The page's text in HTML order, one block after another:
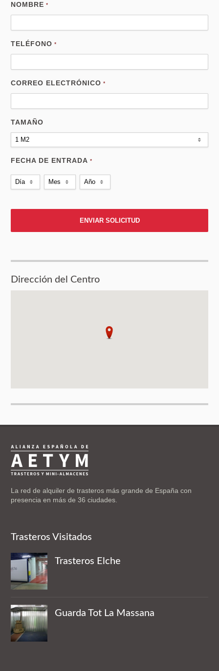
NOMBRE *
TELÉFONO *
CORREO ELECTRÓNICO *
TAMAÑO
1 M2
FECHA DE ENTRADA *
Día Mes Año
Dirección del Centro
La red de alquiler de trasteros más grande de España con
presencia en más de 36 ciudades.
Trasteros Visitados
Trasteros Elche
Guarda Tot La Massana